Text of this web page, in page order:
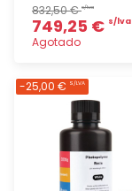
832,50 €s/lva
749,25 € s/lva
Agotado
-25,00 € S/LVA